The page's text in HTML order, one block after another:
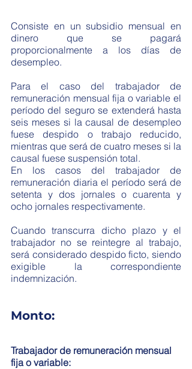
Consiste en un subsidio mensual en
dinero que se pagará
proporcionalmente a los días de
desempleo.
Para el caso del trabajador de
remuneración mensual fija o variable el
período del seguro se extenderá hasta
seis meses si la causal de desempleo
fuese despido o trabajo reducido,
mientras que será de cuatro meses si la
causal fuese suspensión total.
En los casos del trabajador de
remuneración diaria el período será de
setenta y dos jornales o cuarenta y
ocho jornales respectivamente.
Cuando transcurra dicho plazo y el
trabajador no se reintegre al trabajo,
será considerado despido ficto, siendo
exigible la correspondiente
indemnización.
Monto:
Trabajador de remuneración mensual
fija o variable: